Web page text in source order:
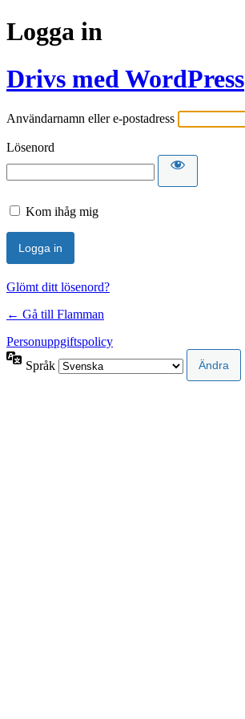
Logga in
Drivs med WordPress
Användarnamn eller e-postadress
Lösenord
Kom ihåg mig
Glömt ditt lösenord?
← Gå till Flamman
Personuppgiftspolicy
Språk